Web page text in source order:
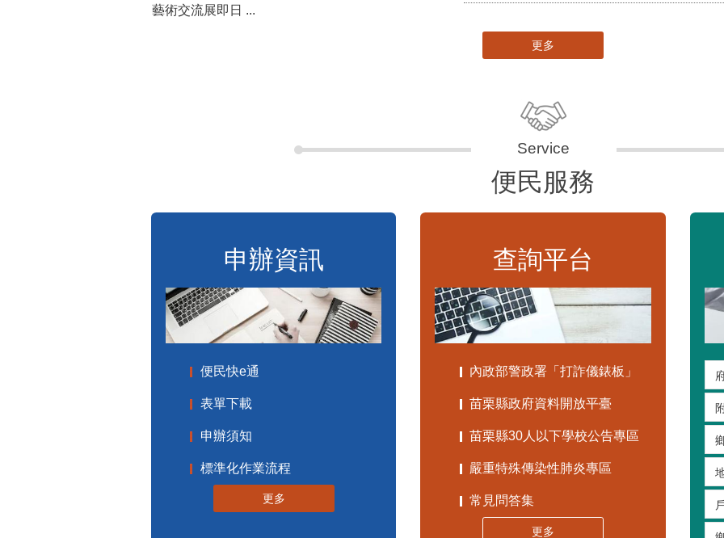
更多
便民服務
申辦資訊
便民快e通
表單下載
申辦須知
標準化作業流程
更多
查詢平台
內政部警政署「打詐儀錶板」
苗栗縣政府資料開放平臺
苗栗縣30人以下學校公告專區
嚴重特殊傳染性肺炎專區
常見問答集
更多